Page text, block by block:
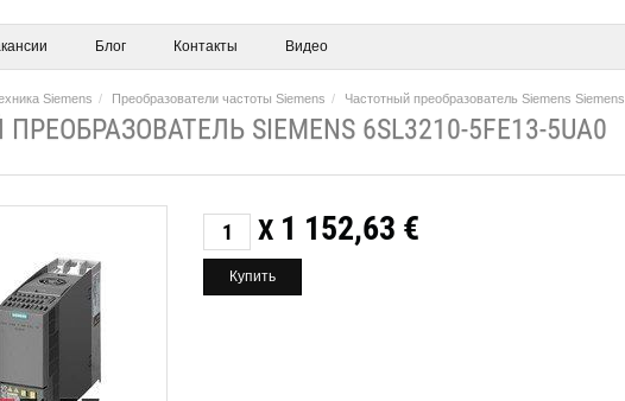
Блог Контакты Видео
Siemens Преобразователи частоты Siemens Частотный преобразователь Siemens Siemens
SIEMENS 6SL3210-5FE13-5UA0
X 1 152,63 €